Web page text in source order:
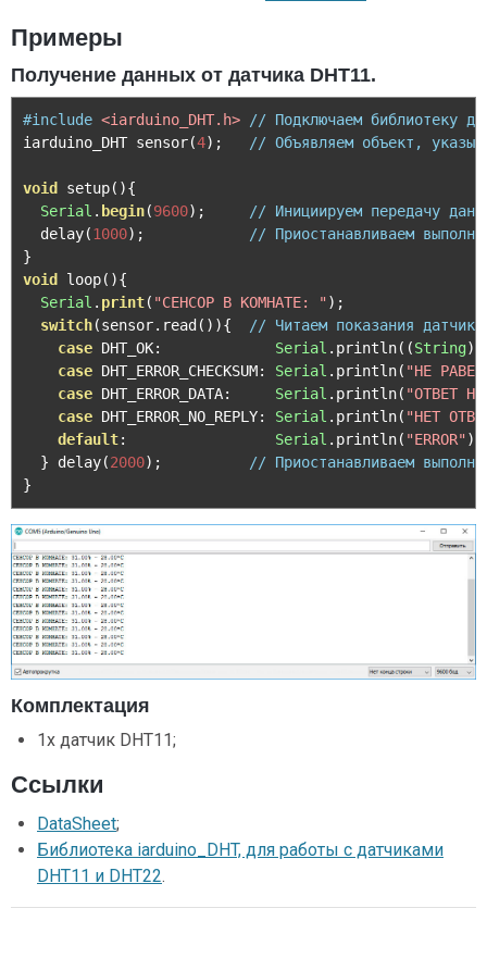
Примеры
Получение данных от датчика DHT11.
#include <iarduino_DHT.h>
// Подключаем библиотеку
iarduino_DHT sensor(4); // Объявляем объект,
void setup(){
Serial . begin(9600);
// Инициируем передачу
  delay
(1000);
// Приостанавливаем
}
void
loop(){
Serial . print( "CEHCOP B KOMHATE: ");
switch(sensor. read ()){
// Читаем показания датчика
case DHT_OK: Serial . println((String)
case DHT_ERROR_CHECKSUM: Serial . println( "HE
case DHT_ERROR_DATA: Serial . println( "OTBET
case DHT_ERROR_NO_REPLY: Serial . println( "HET
default: Serial . println( "ERROR");
} delay(2000);
// Приостанавливаем
}
Комплектация
1х датчик DHT11;
Ссылки
DataSheet;
Библиотека iarduino_DHT, для работы с датчиками
DHT11 и DHT22.